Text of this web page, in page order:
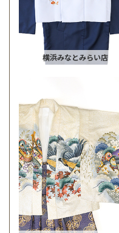
横浜みなとみらい店